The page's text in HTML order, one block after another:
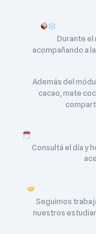
Durante el
acompañando a
Además del
cacao, mate
Consultá el día y
Seguimos
nuestros